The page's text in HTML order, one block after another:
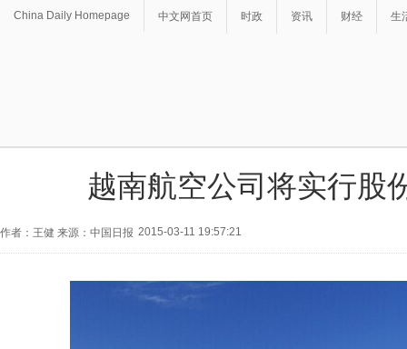
China Daily Homepage 中文网首页 时政 资讯 财经 生
越南航空公司将实行股
作者：王健 来源：中国日报 2015-03-11 19:57:21